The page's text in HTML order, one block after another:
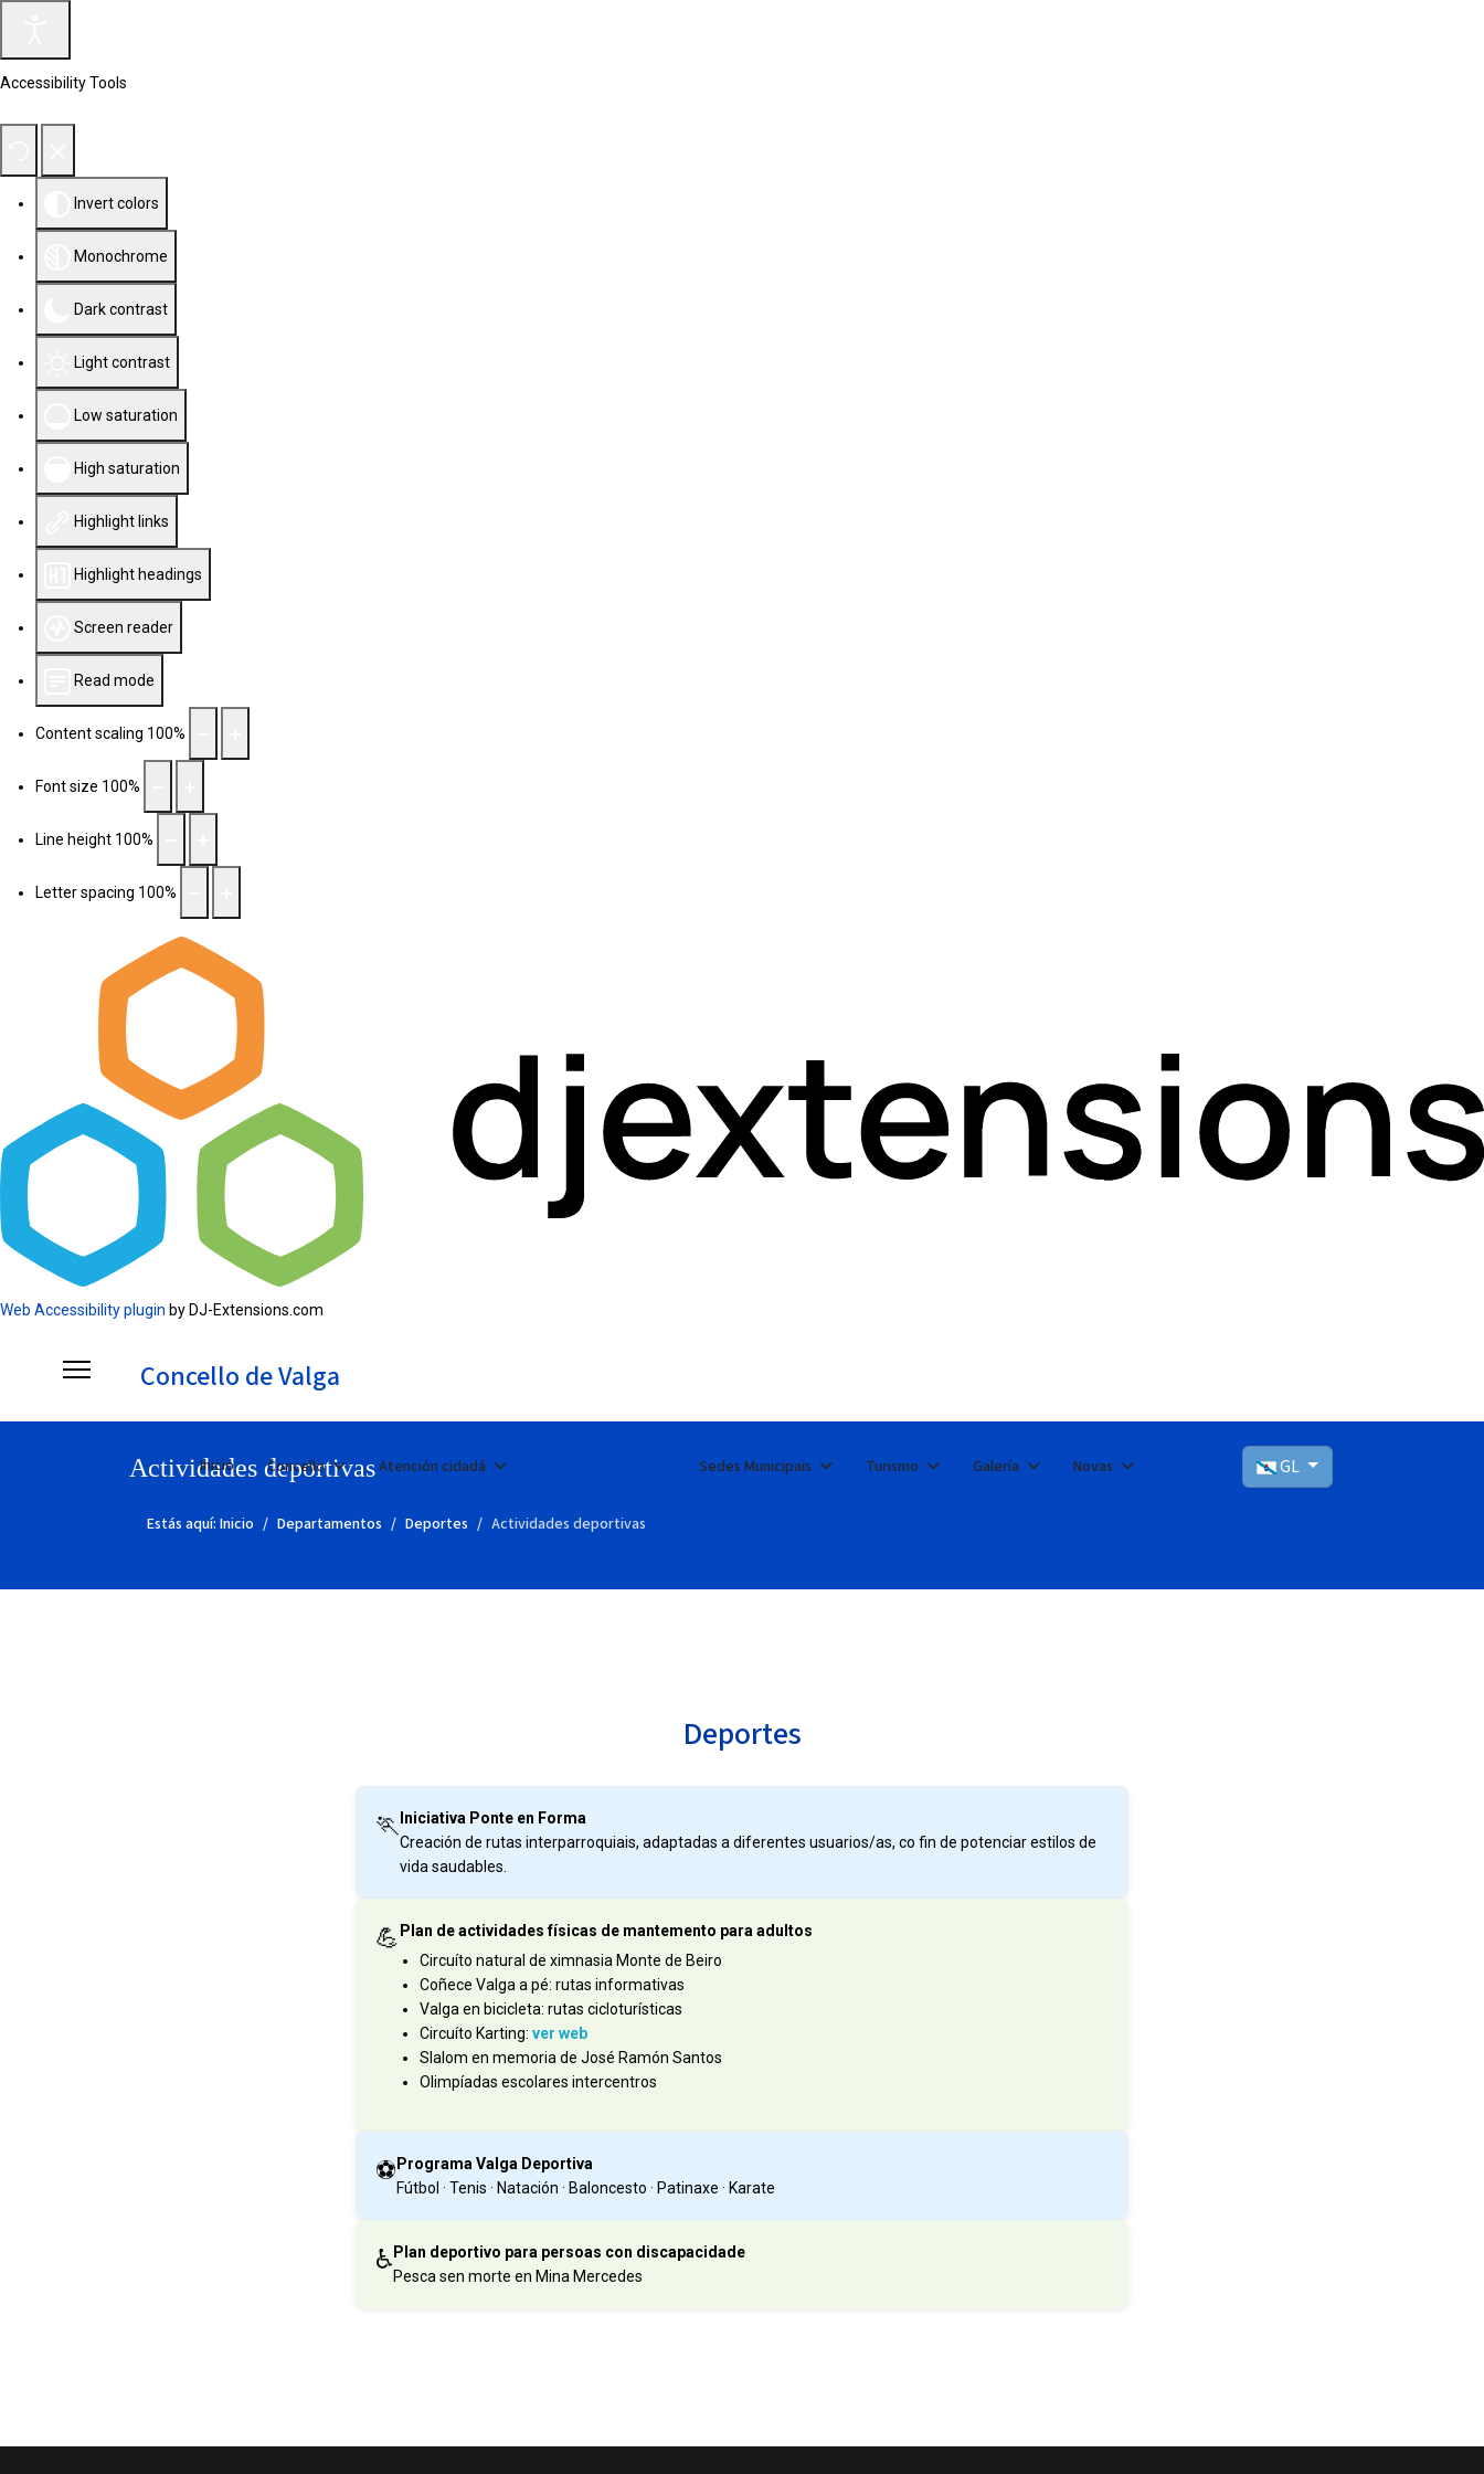
Accessibility Tools
Invert colors
Monochrome
Dark contrast
Light contrast
Low saturation
High saturation
Highlight links
Highlight headings
Screen reader
Read mode
Content scaling 100%
Font size 100%
Line height 100%
Letter spacing 100%
Web Accessibility plugin by DJ-Extensions.com
Concello de Valga
Inicio Concello Atención cidadá Sedes Municipais Turismo Galería Novas Seleccioni el seu idioma
GL
Actividades deportivas
Estás aquí: Inicio Departamentos Deportes Actividades deportivas
Deportes
🏃 Iniciativa Ponte en Forma
Creación de rutas interparroquiais, adaptadas a diferentes usuarios/as, co fin de potenciar estilos de
vida saudables.
💪 Plan de actividades físicas de mantemento para adultos
Circuíto natural de ximnasia Monte de Beiro
Coñece Valga a pé: rutas informativas
Valga en bicicleta: rutas cicloturísticas
Circuíto Karting: ver web
Slalom en memoria de José Ramón Santos
Olimpíadas escolares intercentros
⚽ Programa Valga Deportiva
Fútbol · Tenis · Natación · Baloncesto · Patinaxe · Karate
♿ Plan deportivo para persoas con discapacidade
Pesca sen morte en Mina Mercedes